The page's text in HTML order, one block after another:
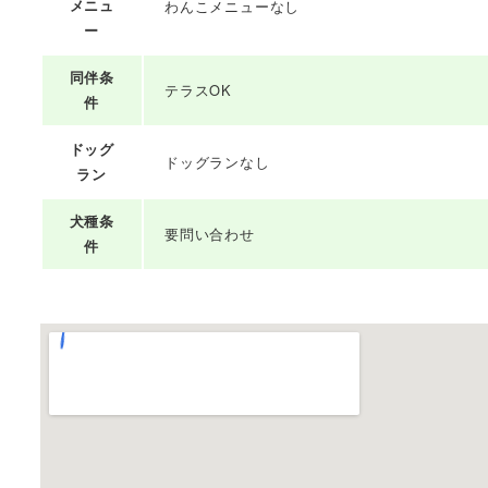
メニュ
ー
わんこメニューなし
同伴条
件
テラスOK
ドッグ
ラン
ドッグランなし
犬種条
件
要問い合わせ